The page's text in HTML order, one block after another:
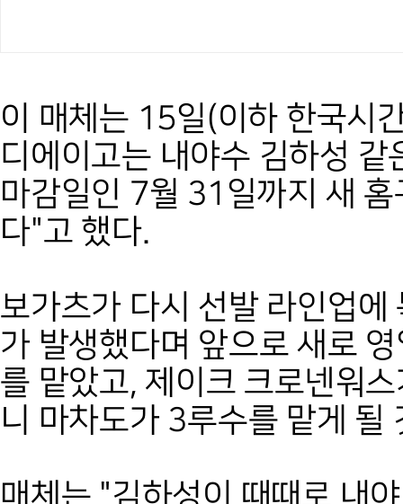
이 매체는 15일(이하 한국시
디에이고는 내야수 김하성
마감일인 7월 31일까지 새
다"고 했다.
보가츠가 다시 선발 라인업
가 발생했다며 앞으로 새로
를 맡았고, 제이크 크로넨워
니 마차도가 3루수를 맡게 될
매체는 "김하성이 때때로 내